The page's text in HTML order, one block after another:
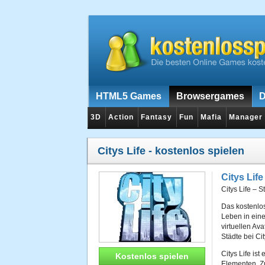
HTML5 Games Browsergames
3D Action Fantasy Fun Mafia Manager
Citys Life - kostenlos spielen
Kostenlos spielen
Citys Life
Citys Life –
Das
Leben in
virtuellen
Städte bei
Citys Life ist